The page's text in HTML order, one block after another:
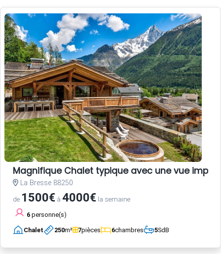
Magnifique Chalet typique avec une vue
La Bresse 88250
de 1500€ à 4000€ la semaine
6 personne(s)
Chalet 250m² 7pièces 6chambres 5SdB